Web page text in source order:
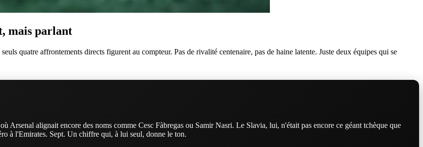
mais parlant
quatre affrontements directs figurent au compteur. Pas de rivalité centenaire, pas de haine latente. Juste deux équipes qui se
Arsenal alignait encore des noms comme Cesc Fàbregas ou Samir Nasri. Le Slavia, lui, n'était pas encore ce géant tchèque que
à l'Emirates. Sept. Un chiffre qui, à lui seul, donne le ton.